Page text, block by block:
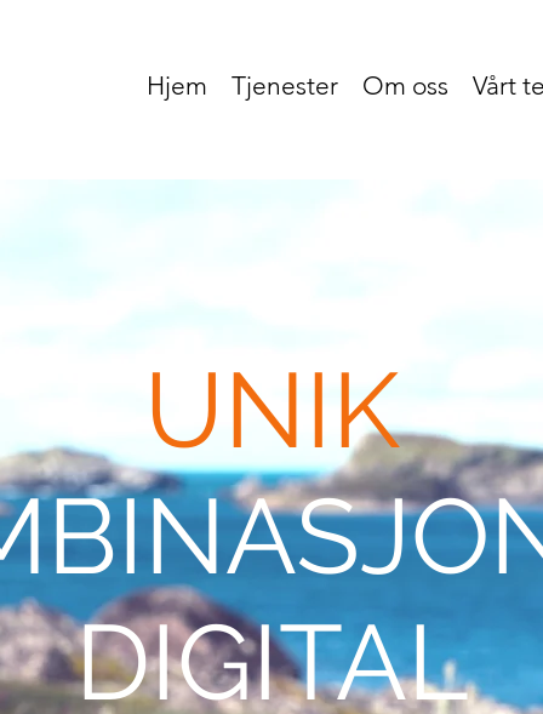
Hjem Tjenester Om oss Vårt
UNIK
DIGITAL